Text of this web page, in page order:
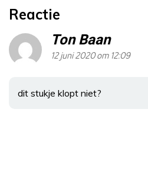
Reactie
Ton Baan
12 juni 2020 om 12:09
dit stukje klopt niet?